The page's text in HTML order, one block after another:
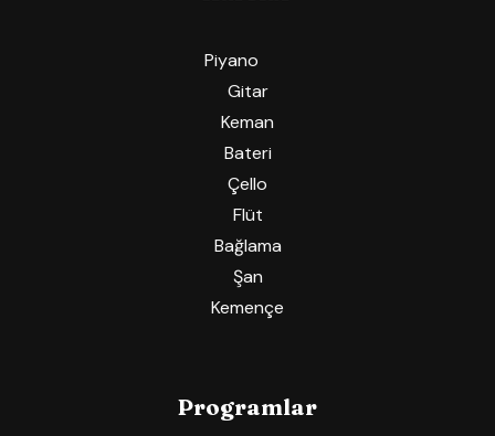
Piyano
Gitar
Keman
Bateri
Çello
Flüt
Bağlama
Şan
Kemençe
Programlar